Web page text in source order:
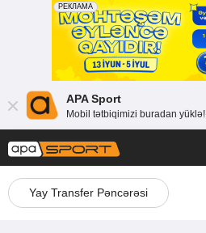
APA Sport
Mobil tətbiqimizi buradan yüklə!
Yay Transfer Pəncərəsi